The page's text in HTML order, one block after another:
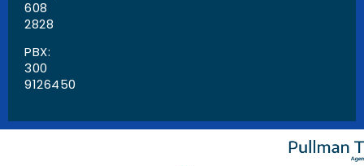
608
2828
PBX:
300
9126450